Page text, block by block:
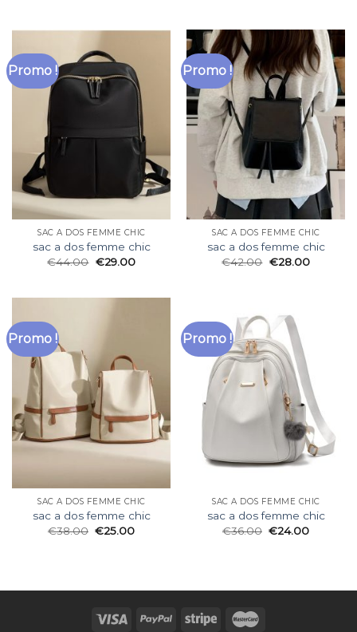
Promo !
SAC A DOS FEMME CHIC
sac a dos femme chic
€44.00 €29.00
Promo !
SAC A DOS FEMME CHIC
sac a dos femme chic
€42.00 €28.00
Promo !
SAC A DOS FEMME CHIC
sac a dos femme chic
€38.00 €25.00
Promo !
SAC A DOS FEMME CHIC
sac a dos femme chic
€36.00 €24.00